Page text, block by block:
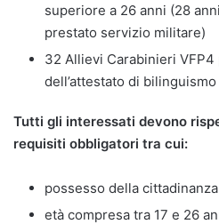
superiore a 26 anni (28
prestato servizio militare)
32 Allievi Carabinieri
dell’attestato di bilinguismo
Tutti gli interessati devono
requisiti obbligatori tra cui:
possesso della
età compresa tra 17 e 26